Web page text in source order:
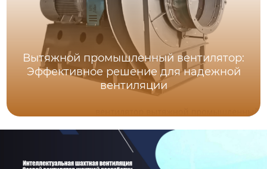
Вытяжной промышленный вентилятор:
Эффективное решение для надежной
вентиляции